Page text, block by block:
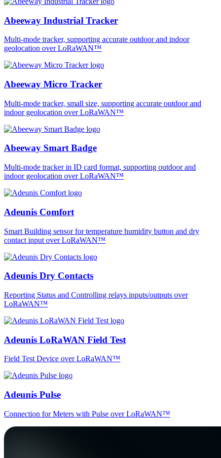
Abeeway Industrial Tracker
Multi-mode tracker, supporting accurate outdoor and indoor
geolocation over LoRaWAN™
Abeeway Micro Tracker
Multi-mode tracker, small size, supporting accurate outdoor and
indoor geolocation over LoRaWAN™
Abeeway Smart Badge
Multi-mode tracker in ID card format, supporting outdoor and
indoor geolocation over LoRaWAN™
Adeunis Comfort
Smart Building sensor for temperature humidity button and dry
contact input over LoRaWAN™
Adeunis Dry Contacts
Reporting Status and Controlling relays inputs/outputs over
LoRaWAN™
Adeunis LoRaWAN Field Test
Field Test Device over LoRaWAN™
Adeunis Pulse
Connection for Meters with Pulse over LoRaWAN™